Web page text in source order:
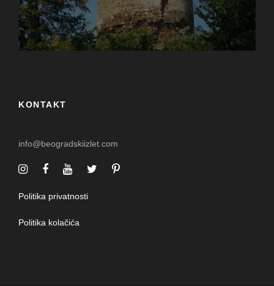
KONTAKT
info@beogradskiizlet.com
Politika privatnosti
Politika kolačića